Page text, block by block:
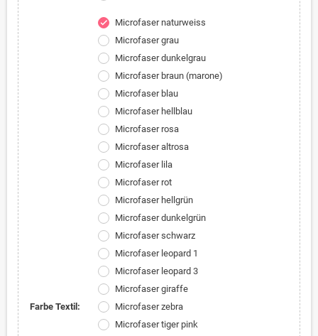
Farbe Textil:
check
Microfaser naturweiss
Microfaser grau
Microfaser dunkelgrau
Microfaser braun (marone)
Microfaser blau
Microfaser hellblau
Microfaser rosa
Microfaser altrosa
Microfaser lila
Microfaser rot
Microfaser hellgrün
Microfaser dunkelgrün
Microfaser schwarz
Microfaser leopard 1
Microfaser leopard 3
Microfaser giraffe
Microfaser zebra
Microfaser tiger pink